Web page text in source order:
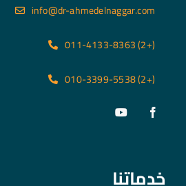
info@dr-ahmedelnaggar.com
(+2) 011-4133-8363
(+2) 010-3399-5538
خدماتنا